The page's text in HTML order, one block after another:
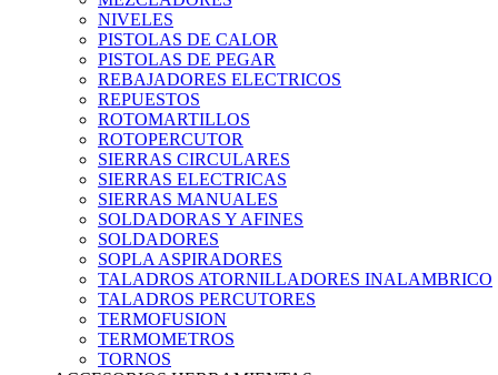
NIVELES
PISTOLAS DE CALOR
PISTOLAS DE PEGAR
REBAJADORES ELECTRICOS
REPUESTOS
ROTOMARTILLOS
ROTOPERCUTOR
SIERRAS CIRCULARES
SIERRAS ELECTRICAS
SIERRAS MANUALES
SOLDADORAS Y AFINES
SOLDADORES
SOPLA ASPIRADORES
TALADROS ATORNILLADORES INALAMBRICO
TALADROS PERCUTORES
TERMOFUSION
TERMOMETROS
TORNOS